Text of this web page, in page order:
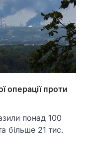
операції проти
понад 100
більше 21 тис.